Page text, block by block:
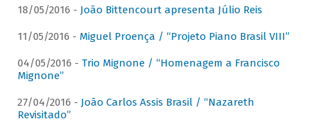
18/05/2016 - João Bittencourt apresenta Júlio Reis
11/05/2016 - Miguel Proença / “Projeto Piano Brasil VIII”
04/05/2016 - Trio Mignone / “Homenagem a Francisco
Mignone”
27/04/2016 - João Carlos Assis Brasil / “Nazareth
Revisitado”